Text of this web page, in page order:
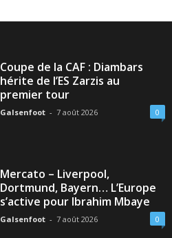
Coupe de la CAF : Diambars
hérite de l’ES Zarzis au
premier tour
Galsenfoot - 7 août 2026 0
Mercato – Liverpool,
Dortmund, Bayern… L’Europe
s’active pour Ibrahim Mbaye
Galsenfoot - 7 août 2026 0